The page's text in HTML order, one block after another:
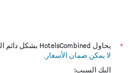
*
يحاول HotelsCombined بشكل دائم الحصول على الأسعار الدقيقة، ولكن
لا يمكن ضمان الأسعار .
إليك السبب: